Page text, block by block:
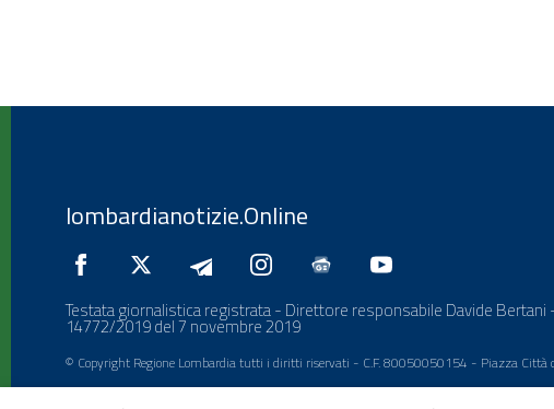
lombardianotizie.Online
Testata giornalistica registrata - Direttore responsabile Davide Bertani
14772/2019 del 7 novembre 2019
© Copyright Regione Lombardia tutti i diritti riservati - C.F. 80050050154 - Piazza